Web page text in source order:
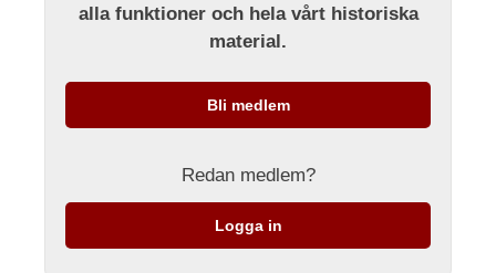
alla funktioner och hela vårt historiska
material.
Bli medlem
Redan medlem?
Logga in